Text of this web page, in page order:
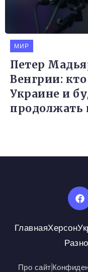
МИР
Петер
Венгрии:
Украине и
продолжать
ГлавнаяХерсон
Про сайт